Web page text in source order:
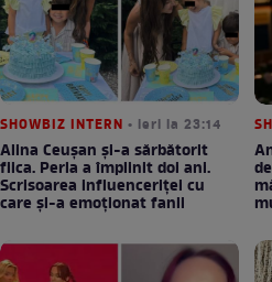
SHOWBIZ INTERN • ieri la 23:14
Alina Ceușan și-a sărbătorit
fiica. Perla a împlinit doi ani.
Scrisoarea influenceriței cu
care și-a emoționat fanii